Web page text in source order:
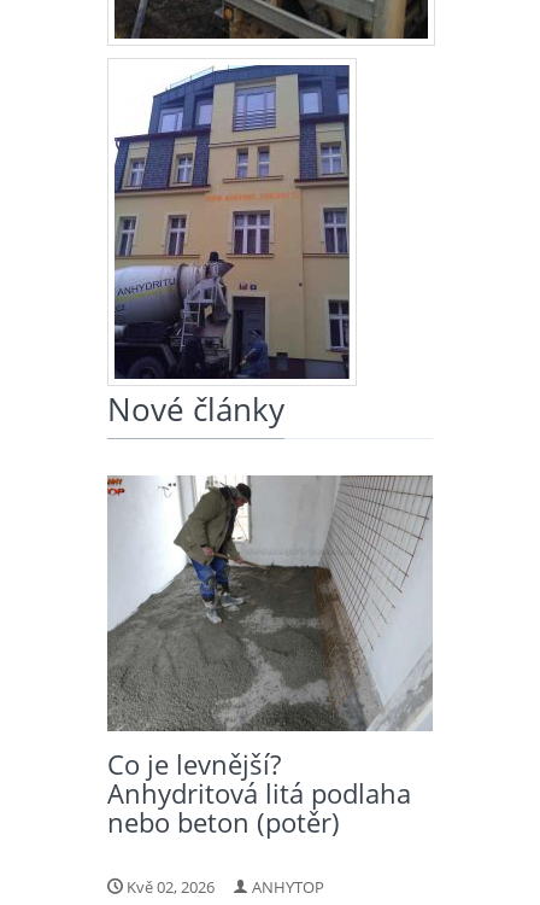
Nové články
Co je levnější?
Anhydritová litá podlaha
nebo beton (potěr)
Kvě 02, 2026 ANHYTOP